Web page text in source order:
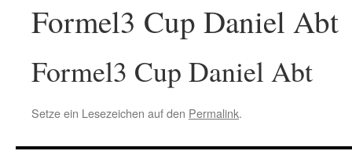
Formel3 Cup Daniel Abt
Formel3 Cup Daniel Abt
Setze ein Lesezeichen auf den Permalink.